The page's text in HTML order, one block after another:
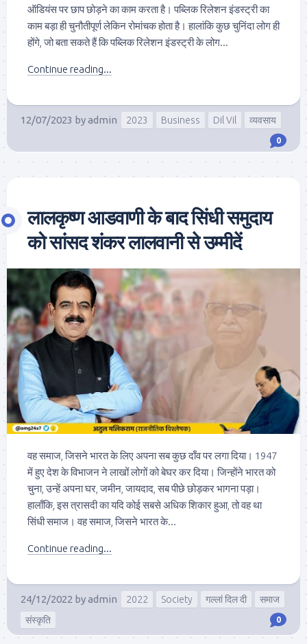
ऑडियंस पर छाप छोड़ने का काम करता है। पब्लिक रिलेशन इंडस्ट्री का
काम बड़ा ही चुनौतीपूर्ण लेकिन रोमांचक होता है। हालांकि कुछ चुनिंदा लोग ही
होंगे, जो बता सकते हैं कि पब्लिक रिलेशन इंडस्ट्री के लोग...
Continue reading...
12/07/2023 byadmin 2023 Business Dil Vil व्यवसाय
0
लालकृष्ण आडवाणी के बाद सिंधी समुदाय
को सांसद शंकर लालवानी से उम्मीदें
वह समाज, जिसने भारत के लिए अपना सब कुछ दाँव पर लगा दिया। 1947
में हुए देश के विभाजन ने लाखों लोगों को बेघर कर दिया। जिन्होंने भारत को
चुना, उन्हें अपना घर, जमीन, जायदाद, सब पीछे छोड़कर भागना पड़ा।
हालाँकि, इस त्रासदी का यदि कोई सबसे अधिक शिकार हुआ, तो वह था
सिंधी समाज। वह समाज, जिसने भारत के...
Continue reading...
24/12/2022 byadmin 2022 Society गल्लां दिल दी
समाज
संस्कृति
0